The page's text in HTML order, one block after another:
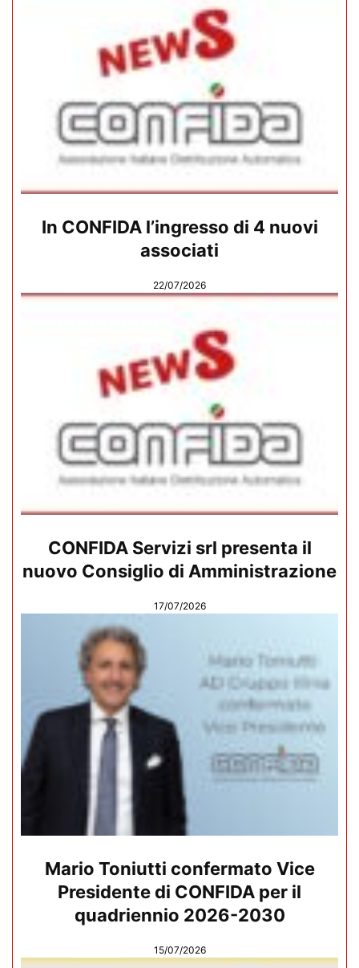
In CONFIDA l’ingresso di 4 nuovi
associati
22/07/2026
CONFIDA Servizi srl presenta il
nuovo Consiglio di Amministrazione
17/07/2026
Mario Toniutti confermato Vice
Presidente di CONFIDA per il
quadriennio 2026-2030
15/07/2026